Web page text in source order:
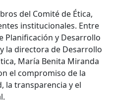
del Comité de Ética,
institucionales. Entre
Planificación y Desarrollo
la directora de Desarrollo
María Benita Miranda
el compromiso de la
la transparencia y el